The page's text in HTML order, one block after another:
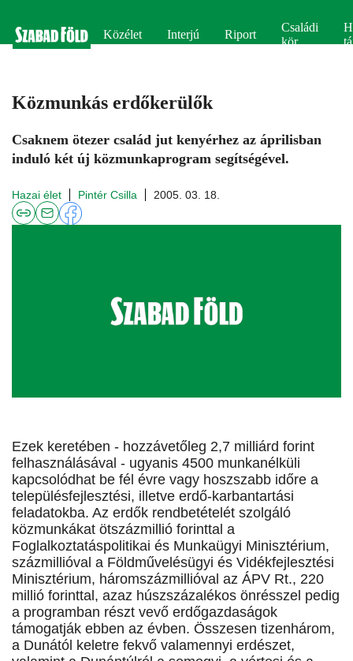
Közélet Interjú Riport
Családi
kör
Közmunkás erdőkerülők
Csaknem ötezer család jut kenyérhez az áprilisban
induló két új közmunkaprogram segítségével.
Hazai élet Pintér Csilla 2005. 03. 18.
Ezek keretében - hozzávetőleg 2,7 milliárd forint
felhasználásával - ugyanis 4500 munkanélküli
kapcsolódhat be fél évre vagy hoszszabb időre a
településfejlesztési, illetve erdő-karbantartási
feladatokba. Az erdők rendbetételét szolgáló
közmunkákat ötszázmillió forinttal a
Foglalkoztatáspolitikai és Munkaügyi Minisztérium,
százmillióval a Földművelésügyi és Vidékfejlesztési
Minisztérium, háromszázmillióval az ÁPV Rt., 220
millió forinttal, azaz húszszázalékos önrésszel pedig
a programban részt vevő erdőgazdaságok
támogatják ebben az évben. Összesen tizenhárom,
a Dunától keletre fekvő valamennyi erdészet,